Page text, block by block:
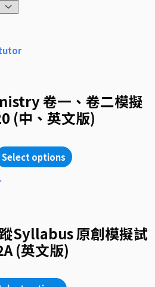
卷一、卷二模擬
(中、英文版)
Select options
Syllabus 原創模擬試
(英文版)